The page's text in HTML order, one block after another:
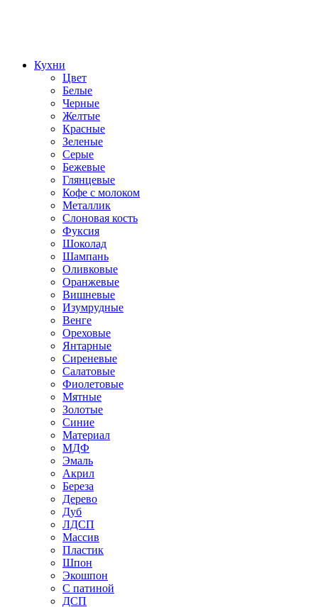
Кухни
Цвет
Белые
Черные
Желтые
Красные
Зеленые
Серые
Бежевые
Глянцевые
Кофе с молоком
Металлик
Слоновая кость
Фуксия
Шоколад
Шампань
Оливковые
Оранжевые
Вишневые
Изумрудные
Венге
Ореховые
Янтарные
Сиреневые
Салатовые
Фиолетовые
Мятные
Золотые
Синие
Материал
МДФ
Эмаль
Акрил
Береза
Дерево
Дуб
ЛДСП
Массив
Пластик
Шпон
Экошпон
С патиной
ДСП